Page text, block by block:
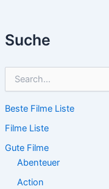
Suche
h
n
n
Beste Filme Liste
Filme Liste
Gute Filme
Abenteuer
Action